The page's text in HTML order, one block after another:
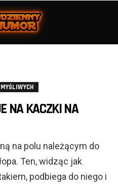
NA KACZKI NA
na polu należącym do
Ten, widząc jak
podbiega do niego i